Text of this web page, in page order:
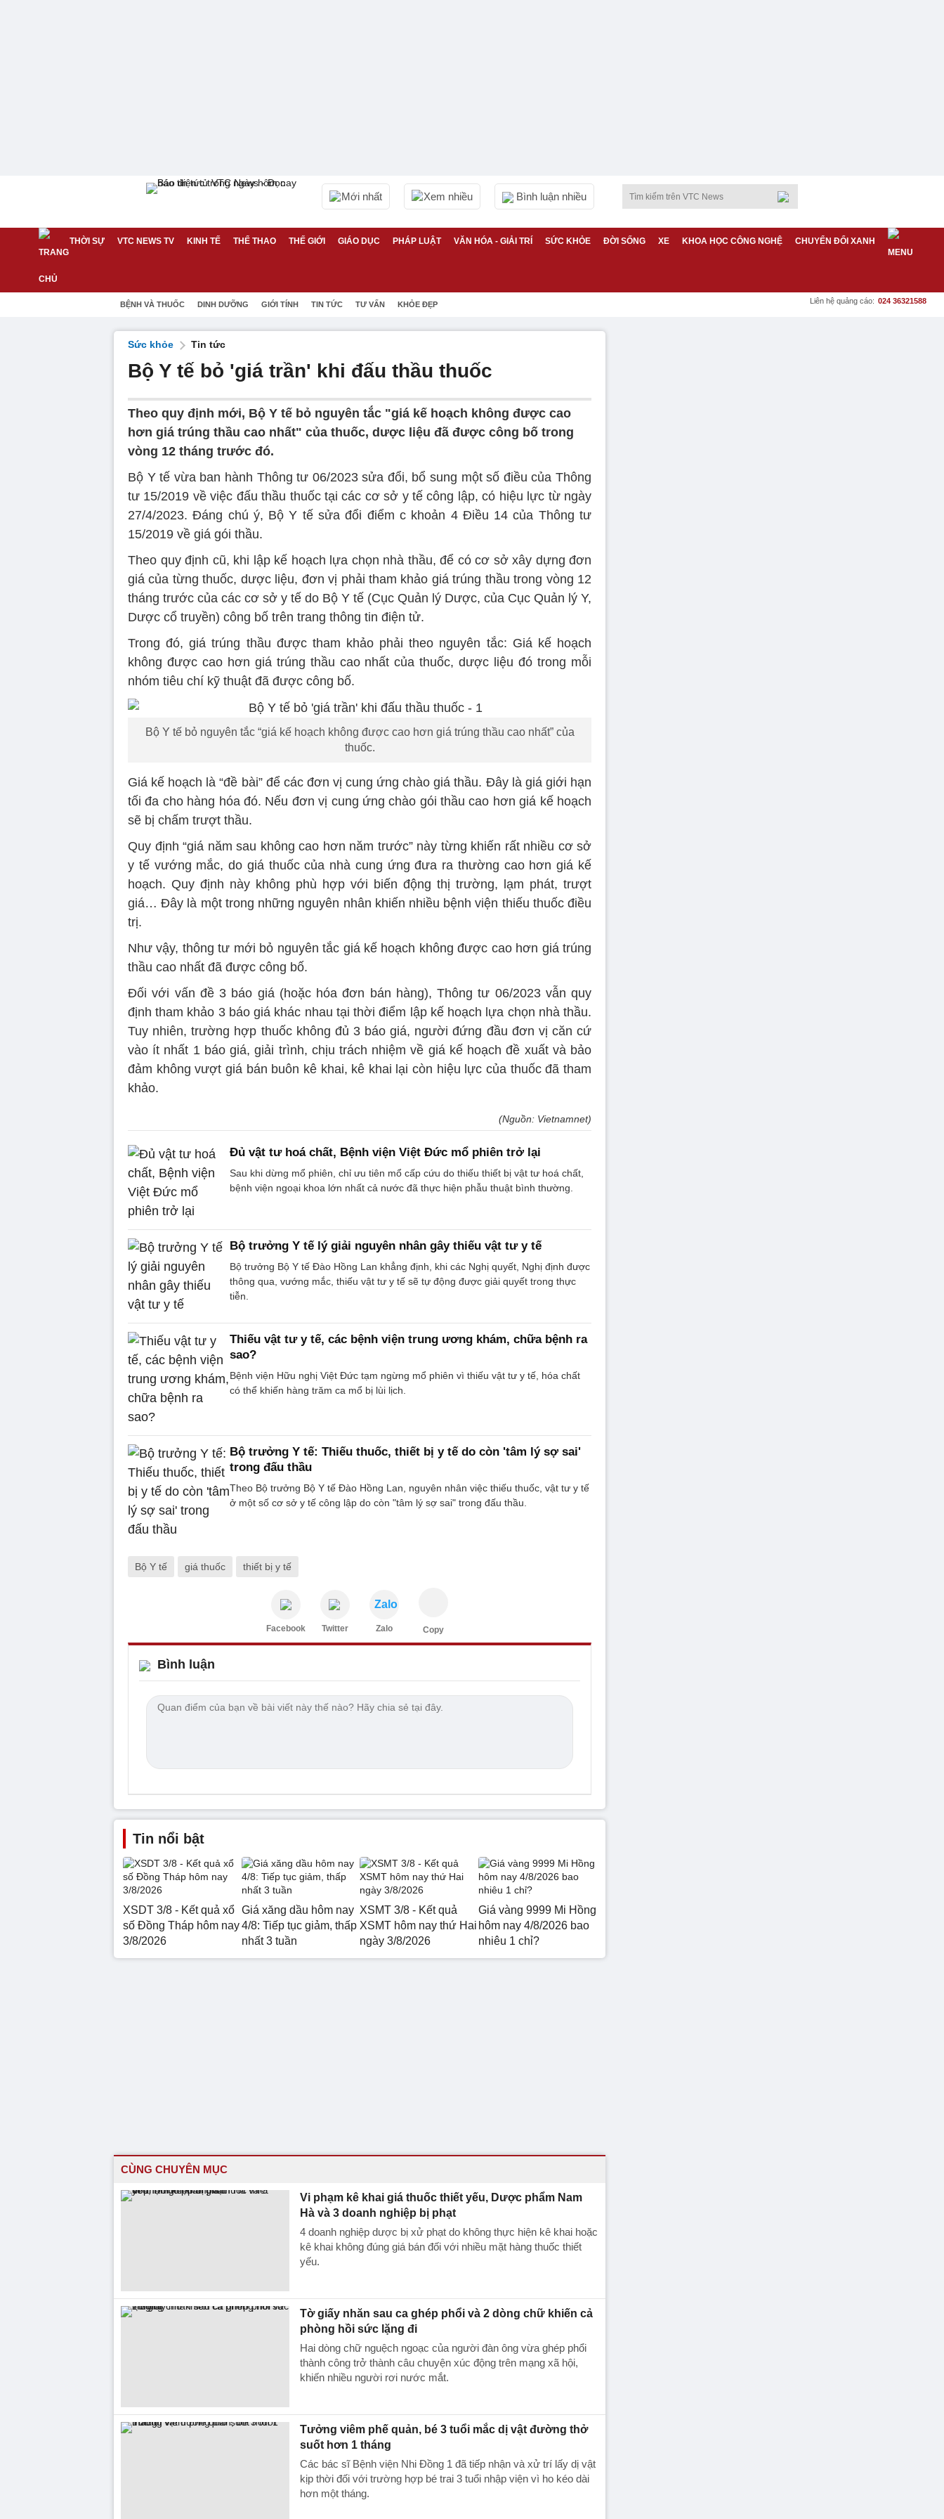
Mới nhất Xem nhiều Bình luận nhiều
THỜI SỰ VTC NEWS TV KINH TẾ THỂ THAO THẾ GIỚI GIÁO DỤC PHÁP LUẬT VĂN HÓA - GIẢI TRÍ SỨC KHỎE ĐỜI SỐNG XE KHOA HỌC CÔNG NGHỆ CHUYỂN ĐỔI XANH
BỆNH VÀ THUỐC DINH DƯỠNG GIỚI TÍNH TIN TỨC TƯ VẤN KHỎE ĐẸP Liên hệ quảng cáo: 024 36321588
Sức khỏe Tin tức
Bộ Y tế bỏ 'giá trần' khi đấu thầu thuốc
Theo quy định mới, Bộ Y tế bỏ nguyên tắc "giá kế hoạch không được cao
hơn giá trúng thầu cao nhất" của thuốc, dược liệu đã được công bố trong
vòng 12 tháng trước đó.
Bộ Y tế vừa ban hành Thông tư 06/2023 sửa đổi, bổ sung một số điều của Thông
tư 15/2019 về việc đấu thầu thuốc tại các cơ sở y tế công lập, có hiệu lực từ ngày
27/4/2023. Đáng chú ý, Bộ Y tế sửa đổi điểm c khoản 4 Điều 14 của Thông tư
15/2019 về giá gói thầu.
Theo quy định cũ, khi lập kế hoạch lựa chọn nhà thầu, để có cơ sở xây dựng đơn
giá của từng thuốc, dược liệu, đơn vị phải tham khảo giá trúng thầu trong vòng 12
tháng trước của các cơ sở y tế do Bộ Y tế (Cục Quản lý Dược, của Cục Quản lý Y,
Dược cổ truyền) công bố trên trang thông tin điện tử.
Trong đó, giá trúng thầu được tham khảo phải theo nguyên tắc: Giá kế hoạch
không được cao hơn giá trúng thầu cao nhất của thuốc, dược liệu đó trong mỗi
nhóm tiêu chí kỹ thuật đã được công bố.
Bộ Y tế bỏ nguyên tắc “giá kế hoạch không được cao hơn giá trúng thầu cao nhất” của
thuốc.
Giá kế hoạch là “đề bài” để các đơn vị cung ứng chào giá thầu. Đây là giá giới hạn
tối đa cho hàng hóa đó. Nếu đơn vị cung ứng chào gói thầu cao hơn giá kế hoạch
sẽ bị chấm trượt thầu.
Quy định “giá năm sau không cao hơn năm trước” này từng khiến rất nhiều cơ sở
y tế vướng mắc, do giá thuốc của nhà cung ứng đưa ra thường cao hơn giá kế
hoạch. Quy định này không phù hợp với biến động thị trường, lạm phát, trượt
giá… Đây là một trong những nguyên nhân khiến nhiều bệnh viện thiếu thuốc điều
trị.
Như vậy, thông tư mới bỏ nguyên tắc giá kế hoạch không được cao hơn giá trúng
thầu cao nhất đã được công bố.
Đối với vấn đề 3 báo giá (hoặc hóa đơn bán hàng), Thông tư 06/2023 vẫn quy
định tham khảo 3 báo giá khác nhau tại thời điểm lập kế hoạch lựa chọn nhà thầu.
Tuy nhiên, trường hợp thuốc không đủ 3 báo giá, người đứng đầu đơn vị căn cứ
vào ít nhất 1 báo giá, giải trình, chịu trách nhiệm về giá kế hoạch đề xuất và bảo
đảm không vượt giá bán buôn kê khai, kê khai lại còn hiệu lực của thuốc đã tham
khảo.
(Nguồn: Vietnamnet)
Đủ vật tư hoá chất, Bệnh viện Việt Đức mổ phiên trở lại
Sau khi dừng mổ phiên, chỉ ưu tiên mổ cấp cứu do thiếu thiết bị vật tư hoá chất,
bệnh viện ngoại khoa lớn nhất cả nước đã thực hiện phẫu thuật bình thường.
Bộ trưởng Y tế lý giải nguyên nhân gây thiếu vật tư y tế
Bộ trưởng Bộ Y tế Đào Hồng Lan khẳng định, khi các Nghị quyết, Nghị định được
thông qua, vướng mắc, thiếu vật tư y tế sẽ tự động được giải quyết trong thực
tiễn.
Thiếu vật tư y tế, các bệnh viện trung ương khám, chữa bệnh ra
sao?
Bệnh viện Hữu nghị Việt Đức tạm ngừng mổ phiên vì thiếu vật tư y tế, hóa chất
có thể khiến hàng trăm ca mổ bị lùi lịch.
Bộ trưởng Y tế: Thiếu thuốc, thiết bị y tế do còn 'tâm lý sợ sai'
trong đấu thầu
Theo Bộ trưởng Bộ Y tế Đào Hồng Lan, nguyên nhân việc thiếu thuốc, vật tư y tế
ở một số cơ sở y tế công lập do còn "tâm lý sợ sai" trong đấu thầu.
Bộ Y tế giá thuốc thiết bị y tế
Facebook Twitter
Zalo
Zalo Copy
Bình luận
Tin nổi bật
XSDT 3/8 - Kết quả xổ
số Đồng Tháp hôm nay
3/8/2026
Giá xăng dầu hôm nay
4/8: Tiếp tục giảm, thấp
nhất 3 tuần
XSMT 3/8 - Kết quả
XSMT hôm nay thứ Hai
ngày 3/8/2026
Giá vàng 9999 Mi Hồng
hôm nay 4/8/2026 bao
nhiêu 1 chỉ?
CÙNG CHUYÊN MỤC
Vi phạm kê khai giá thuốc thiết yếu, Dược phẩm Nam
Hà và 3 doanh nghiệp bị phạt
4 doanh nghiệp dược bị xử phạt do không thực hiện kê khai hoặc
kê khai không đúng giá bán đối với nhiều mặt hàng thuốc thiết
yếu.
Tờ giấy nhăn sau ca ghép phổi và 2 dòng chữ khiến cả
phòng hồi sức lặng đi
Hai dòng chữ nguệch ngoạc của người đàn ông vừa ghép phổi
thành công trở thành câu chuyện xúc động trên mạng xã hội,
khiến nhiều người rơi nước mắt.
Tưởng viêm phế quản, bé 3 tuổi mắc dị vật đường thở
suốt hơn 1 tháng
Các bác sĩ Bệnh viện Nhi Đồng 1 đã tiếp nhận và xử trí lấy dị vật
kịp thời đối với trường hợp bé trai 3 tuổi nhập viện vì ho kéo dài
hơn một tháng.